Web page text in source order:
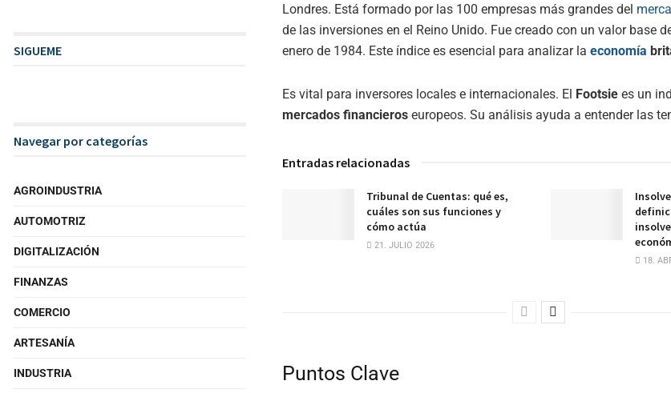
Londres. Está formado por las 100 empresas más grandes del
de las inversiones en el Reino Unido. Fue creado con un valor base
enero de 1984. Este índice es esencial para analizar la economía
Es vital para inversores locales e internacionales. El Footsie es un
mercados financieros europeos. Su análisis ayuda a entender las
Entradas relacionadas
Tribunal de Cuentas: qué es,
cuáles son sus funciones y
cómo actúa
21. JULIO 2026
18.
Puntos Clave
SIGUEME
Navegar por categorías
AGROINDUSTRIA
AUTOMOTRIZ
DIGITALIZACIÓN
FINANZAS
COMERCIO
ARTESANÍA
INDUSTRIA